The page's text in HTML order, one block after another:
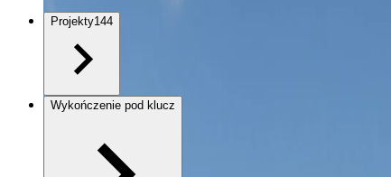
Projekty144
Wykończenie pod klucz